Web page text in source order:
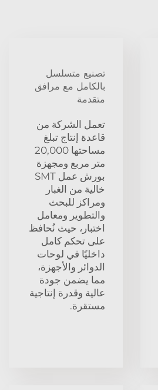
تصنيع متسلسل
بالكامل مع مرافق
متقدمة
تعمل الشركة من
قاعدة إنتاج تبلغ
مساحتها 20,000
متر مربع ومجهزة
بورش عمل SMT
خالية من الغبار
ومراكز للبحث
والتطوير ومعامل
اختبار، حيث نُحافظ
على تحكم كامل
داخليًا في لوحات
الدوائر والأجهزة،
مما يضمن جودة
عالية وقدرة إنتاجية
مستقرة.